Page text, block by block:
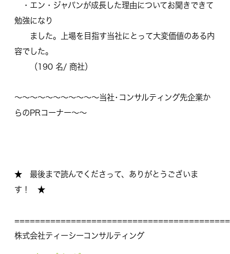
・エン・ジャパンが成長した理由についてお聞きできて
勉強になり
ました。上場を目指す当社にとって大変価値のある内
容でした。
（190 名/ 商社）
～～～～～～～～～～～当社･コンサルティング先企業か
らのPRコーナー～～
★ 最後まで読んでくださって、ありがとうございま
す！ ★
株式会社ティーシーコンサルティング